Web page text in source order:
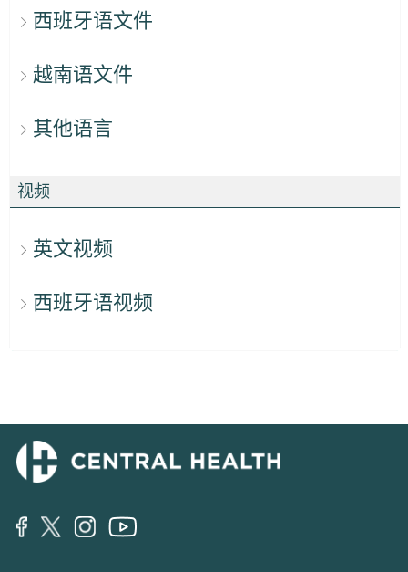
西班牙语文件
越南语文件
其他语言
视频
英文视频
西班牙语视频